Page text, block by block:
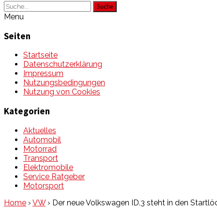
Suche
Menu
Seiten
Startseite
Datenschutzerklärung
Impressum
Nutzungsbedingungen
Nutzung von Cookies
Kategorien
Aktuelles
Automobil
Motorrad
Transport
Elektromobile
Service Ratgeber
Motorsport
Home › VW › Der neue Volkswagen ID.3 steht in den